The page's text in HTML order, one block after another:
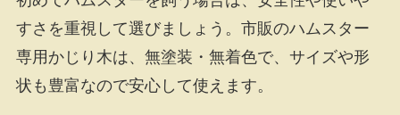
すさを重視して選びましょう。市販のハムスター
専用かじり木は、無塗装・無着色で、サイズや形
状も豊富なので安心して使えます。